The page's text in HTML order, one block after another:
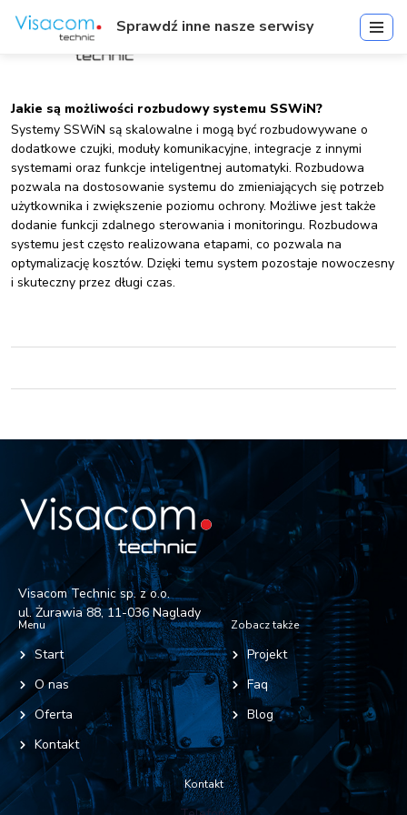
Jakie są możliwości rozbudowy systemu SSWiN?
Systemy SSWiN są skalowalne i mogą być rozbudowywane o
dodatkowe czujki, moduły komunikacyjne, integracje z innymi
systemami oraz funkcje inteligentnej automatyki. Rozbudowa
pozwala na dostosowanie systemu do zmieniających się potrzeb
użytkownika i zwiększenie poziomu ochrony. Możliwe jest także
dodanie funkcji zdalnego sterowania i monitoringu. Rozbudowa
systemu jest często realizowana etapami, co pozwala na
optymalizację kosztów. Dzięki temu system pozostaje nowoczesny
i skuteczny przez długi czas.
Visacom Technic sp. z o.o.
ul. Żurawia 88, 11-036 Naglady
Menu
Start
O nas
Oferta
Kontakt
Zobacz także
Projekt
Faq
Blog
Kontakt
Sprawdź inne nasze serwisy